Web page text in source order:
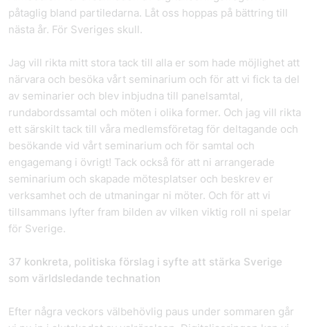
påtaglig bland partiledarna. Låt oss hoppas på bättring till
nästa år. För Sveriges skull.
Jag vill rikta mitt stora tack till alla er som hade möjlighet att
närvara och besöka vårt seminarium och för att vi fick ta del
av seminarier och blev inbjudna till panelsamtal,
rundabordssamtal och möten i olika former. Och jag vill rikta
ett särskilt tack till våra medlemsföretag för deltagande och
besökande vid vårt seminarium och för samtal och
engagemang i övrigt! Tack också för att ni arrangerade
seminarium och skapade mötesplatser och beskrev er
verksamhet och de utmaningar ni möter. Och för att vi
tillsammans lyfter fram bilden av vilken viktig roll ni spelar
för Sverige.
37 konkreta, politiska förslag i syfte att stärka Sverige
som världsledande technation
Efter några veckors välbehövlig paus under sommaren går